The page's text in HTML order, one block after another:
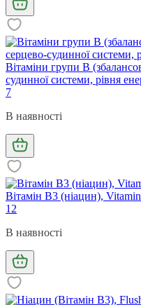
Вітаміни групи B
судинної системи, рівня
7
В наявності
Вітамін В3 (ніацин),
12
В наявності